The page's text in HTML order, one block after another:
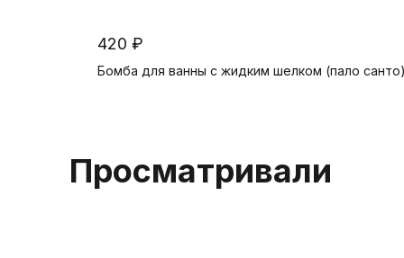
420 ₽
Бомба для ванны с жидким шелком (пало
Просматривали